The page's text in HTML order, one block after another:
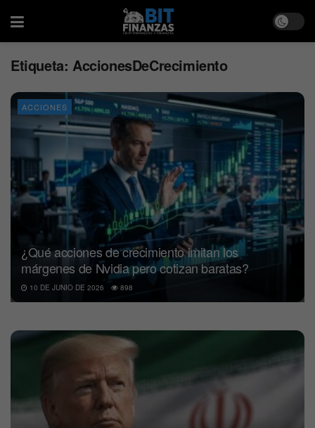
Etiqueta: AccionesDeCrecimiento
ACCIONES
¿Qué acciones de crecimiento imitan los
márgenes de Nvidia pero cotizan baratas?
10 DE JUNIO DE 2026 898